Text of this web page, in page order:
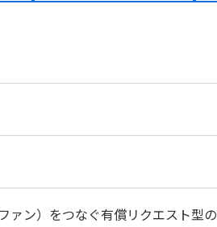
ァン）をつなぐ有償リクエスト型の